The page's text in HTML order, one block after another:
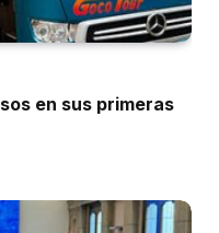
en sus primeras